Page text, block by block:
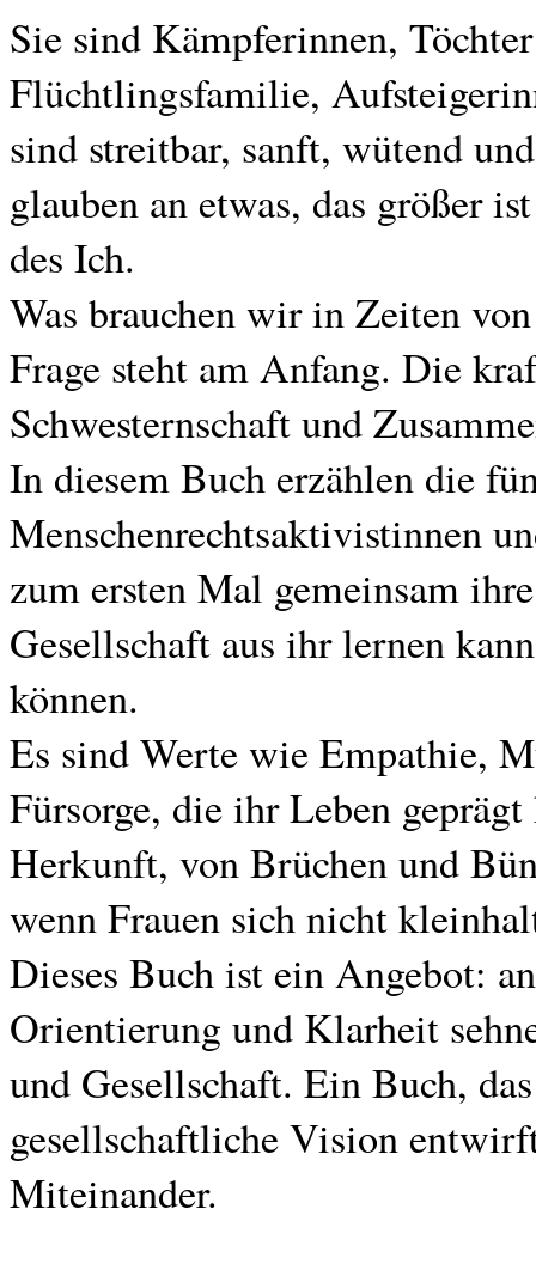
Sie sind Kämpferinnen,
Flüchtlingsfamilie,
sind streitbar, sanft, wütend
glauben an etwas, das größer
des Ich.
Was brauchen wir in Zeiten
Frage steht am Anfang. Die
Schwesternschaft und
In diesem Buch erzählen die
Menschenrechtsaktivistinnen
zum ersten Mal gemeinsam
Gesellschaft aus ihr lernen
können.
Es sind Werte wie Empathie,
Fürsorge, die ihr Leben
Herkunft, von Brüchen und
wenn Frauen sich nicht
Dieses Buch ist ein Angebot:
Orientierung und Klarheit
und Gesellschaft. Ein Buch,
gesellschaftliche Vision
Miteinander.